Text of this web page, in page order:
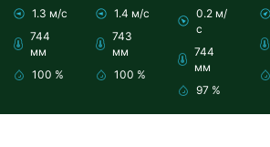
1.3 м/с
744
мм
100 %
1.4 м/с
743
мм
100 %
0.2 м/
с
744
мм
97 %